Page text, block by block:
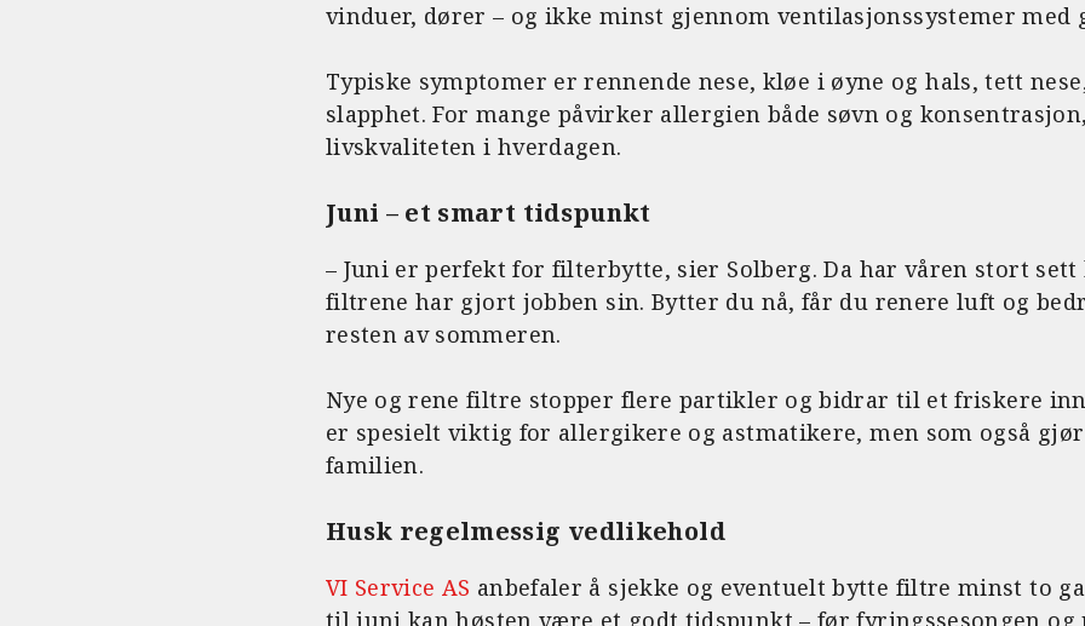
vinduer, dører – og ikke minst gjennom ventilasjonssystemer med
Typiske symptomer er rennende nese, kløe i øyne og hals, tett
slapphet. For mange påvirker allergien både søvn og
livskvaliteten i hverdagen.
Juni – et smart tidspunkt
– Juni er perfekt for filterbytte, sier Solberg. Da har våren stort sett
filtrene har gjort jobben sin. Bytter du nå, får du renere luft og
resten av sommeren.
Nye og rene filtre stopper flere partikler og bidrar til et friskere
er spesielt viktig for allergikere og astmatikere, men som også
familien.
Husk regelmessig vedlikehold
VI Service AS anbefaler å sjekke og eventuelt bytte filtre minst to
til juni kan høsten være et godt tidspunkt – før fyringssesongen